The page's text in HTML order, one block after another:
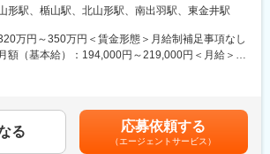
理を、全自動で管理、調整、計測、分包まで対応
安心安全や、医療従事者の負担軽減に大きく貢献
シェアを獲得するか試行錯誤する面白さがありま
中心に、ご利用者様のご自宅へ訪問し、生活を支
。
や声かけ
れ作業ではありません。
１５ エル エスペランス 104受動喫煙対策：敷地内
形駅、楯山駅、北山形駅、南出羽駅、東金井駅
万円～350万円＜賃金形態＞月給制補足事項なし
額（基本給）：194,000円～219,000円＜月給＞
て上下する可能性があります。月給(月額)は固定手
です。
る 応募依頼する
（エージェントサービス）